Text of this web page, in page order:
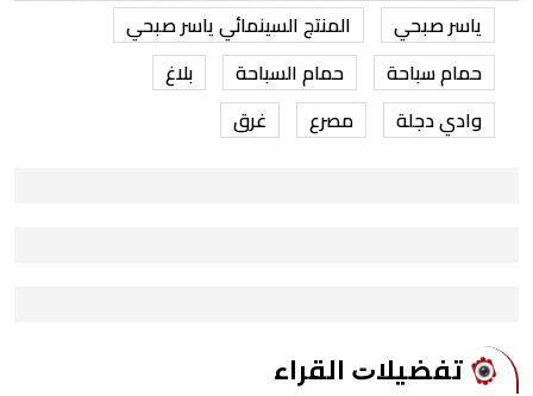
ياسر صبحي
المنتج السينمائي ياسر صبحي
حمام سباحة
حمام السباحة
بلاغ
وادي دجلة
مصرع غرق
ﺗﻔﻀﻴﻼﺕ اﻟﻘﺮاء